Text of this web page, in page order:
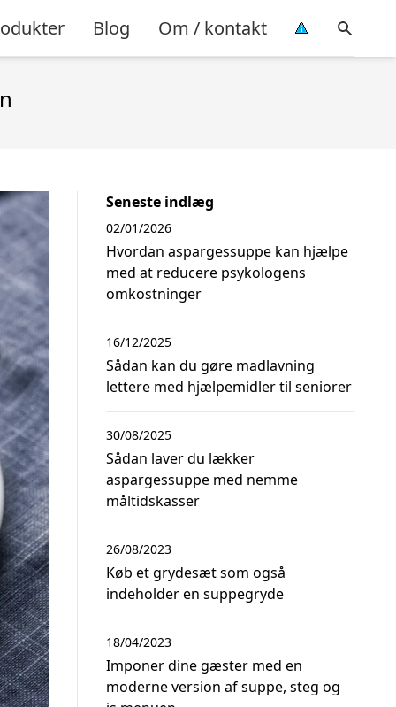
Blog Om / kontakt
Seneste indlæg
Hvordan aspargessuppe kan hjælpe
med at reducere psykologens
omkostninger
02/01/2026
Sådan kan du gøre madlavning
lettere med hjælpemidler til seniorer
16/12/2025
Sådan laver du lækker
aspargessuppe med nemme
måltidskasser
30/08/2025
Køb et grydesæt som også
indeholder en suppegryde
26/08/2023
Imponer dine gæster med en
moderne version af suppe, steg og
18/04/2023